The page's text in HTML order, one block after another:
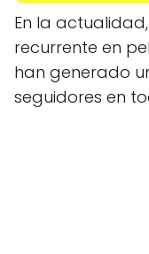
En la
recurrente en
han generado
seguidores en